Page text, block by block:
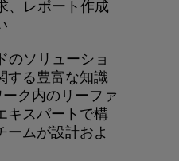
、レポート作成
のソリューショ
する豊富な知識
ク内のリーファ
キスパートで構
ームが設計およ